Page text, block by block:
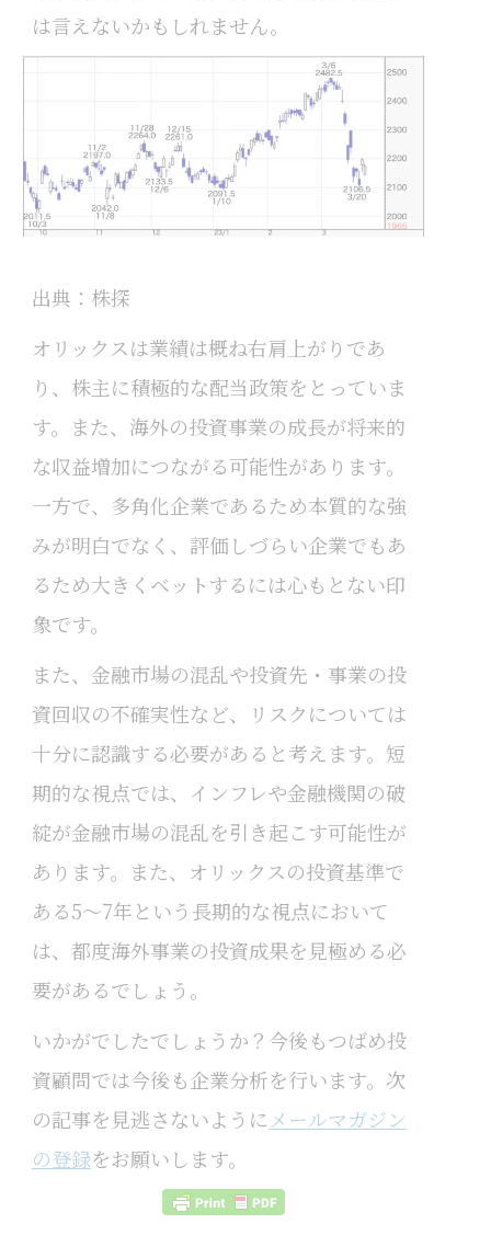
は言えないかもしれません。
出典：株探
オリックスは業績は概ね右肩上がりであ
り、株主に積極的な配当政策をとっていま
す。また、海外の投資事業の成長が将来的
な収益増加につながる可能性があります。
一方で、多角化企業であるため本質的な強
みが明白でなく、評価しづらい企業でもあ
るため大きくベットするには心もとない印
象です。
また、金融市場の混乱や投資先・事業の投
資回収の不確実性など、リスクについては
十分に認識する必要があると考えます。短
期的な視点では、インフレや金融機関の破
綻が金融市場の混乱を引き起こす可能性が
あります。また、オリックスの投資基準で
ある5〜7年という長期的な視点において
は、都度海外事業の投資成果を見極める必
要があるでしょう。
いかがでしたでしょうか？今後もつばめ投
資顧問では今後も企業分析を行います。次
の記事を見逃さないようにメールマガジン
の登録をお願いします。